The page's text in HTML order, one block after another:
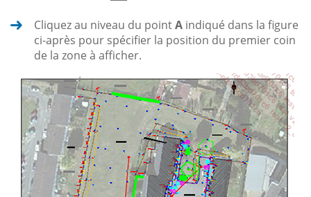
Cliquez au niveau du pointA indiqué dans la figure
ci-après pour spécifier la position du premier coin
de la zone à afficher.